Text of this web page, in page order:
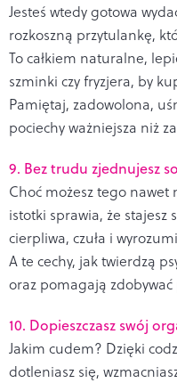
Jesteś wtedy gotowa
rozkoszną przytulankę,
To całkiem naturalne,
szminki czy fryzjera, by
Pamiętaj, zadowolona,
pociechy ważniejsza niż
9. Bez trudu zjednujesz
Choć możesz tego nawet
istotki sprawia, że stajesz
cierpliwa, czuła i
A te cechy, jak twierdzą
oraz pomagają zdobywać
10. Dopieszczasz swój
Jakim cudem? Dzięki
dotleniasz się,